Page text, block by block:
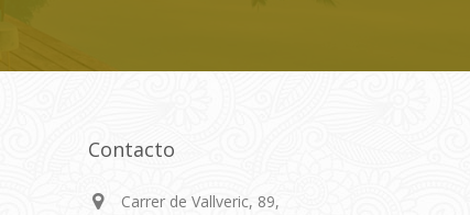
Contacto
Carrer de Vallveric, 89,